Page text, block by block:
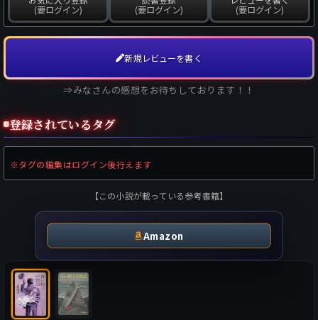
(要ログイン) (要ログイン) (要ログイン)
新規レビューを書く
⇒みなさんの感想をお待ちしております！！
登録されているタグ
※タグの編集はログイン後行えます
【この小説が載っている参考書籍】
Amazon